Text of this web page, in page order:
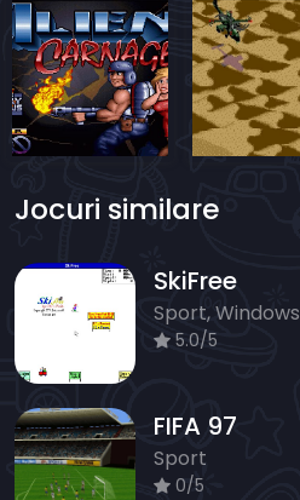
Jocuri similare
SkiFree
Sport, Windows
5.0/5
FIFA 97
Sport
0/5